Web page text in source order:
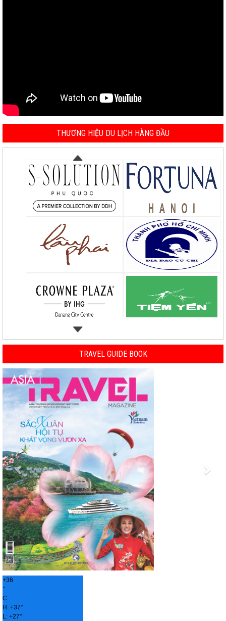
THƯƠNG HIỆU DU LỊCH HÀNG ĐẦU
TRAVEL GUIDE BOOK
Previous
+36
°
C
H: +37°
L: +27°